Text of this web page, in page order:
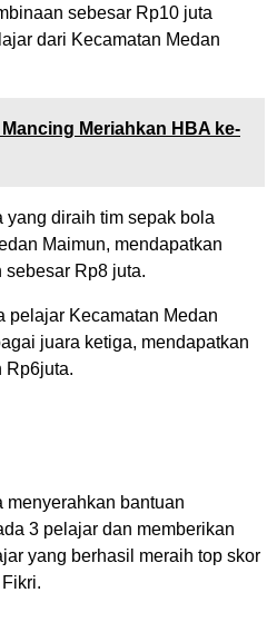
sebesar Rp10 juta
dari Kecamatan Medan
Meriahkan HBA ke-
yang diraih tim sepak bola
Maimun, mendapatkan
Rp8 juta.
pelajar Kecamatan Medan
juara ketiga, mendapatkan
Rp6juta.
menyerahkan bantuan
3 pelajar dan memberikan
yang berhasil meraih top skor